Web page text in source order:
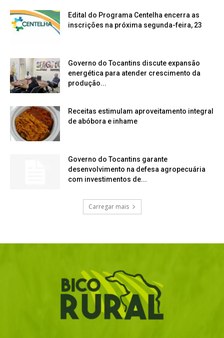
Edital do Programa Centelha encerra as
inscrições na próxima segunda-feira, 23
Governo do Tocantins discute expansão
energética para atender crescimento da
produção...
Receitas estimulam aproveitamento integral
de abóbora e inhame
Governo do Tocantins garante
desenvolvimento na defesa agropecuária
com investimentos de...
Carregar mais